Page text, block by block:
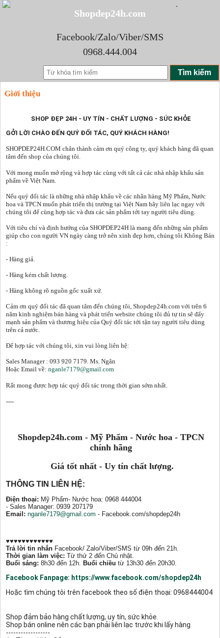
24h.Com
Chính
Nước Hoa Hàn Quốc
Bộ mỹ phẩm Makeup
Son môi | Son dưỡng
Phấn phủ | Phấn nén | Phấn nước
Mascara | Mắt nước
Che khuyết điểm | Tạo khối
Chì kẻ mắt | môi | chân mày
Xịt khoáng
Nước hoa hồng | Toner
Sản phẩm trang điểm khác
Cushion | BB cream | CC cream
Hoa
Sample hàng test mùi chính hãng
Nước hoa mini Nam
Nước Hoa Tester Nam Nữ
Gift Set | Nước hoa bộ
Mỹ
Dưỡng
Da
Mặt nạ các loại
Kem nám tàn nhang | mụn | sẹo
Kem chống nắng
Thực phẩm chức năng
Các loại tinh dầu
Giảm cân | Tăng cân
Phẩm
Từ
Da
Sấu
Thắt Lưng, Dây Nịt
Giày Da Cá Sấu
Shopdep24h.com
.
Facebook/Zalo/Viber/SMS
0968.444.004
Giới thiệu
SHOP ĐẸP 24H - UY TÍN - CHẤT LƯỢNG - SỨC KHỎE
GỞI LỜI CHÀO ĐẾN QUÝ ĐỐI TÁC, QUÝ KHÁCH HÀNG!
SHOPDEP24H.COM chân thành cảm ơn quý công ty, quý khách hàng đã quan
tâm đến shop của chúng tôi.
Với mong muốn mở rộng và hợp tác cùng với tất cả các nhà nhập khẩu sản
phẩm về Việt Nam.
Nếu quý đối tác là những nhà nhập khẩu về các nhãn hàng Mỹ Phẩm, Nước
hoa và TPCN muốn phát triển thị trường tại Việt Nam hãy liên lạc ngay với
chúng tôi để cùng hợp tác và đưa các sản phẩm tới tay người tiêu dùng.
Với tiêu chí và định hướng của SHOPDEP24H là mang đến những sản phẩm
giúp cho con người VN ngày càng trở nên xinh đẹp hơn, chúng tôi Không Bán
:
- Hàng giả.
- Hàng kém chất lượng.
- Hàng không rõ nguồn gốc xuất xứ.
Cảm ơn quý đối tác đã quan tâm đến chúng tôi, Shopdep24h.com với trên 6
năm kinh nghiệm bán hàng và phát triển website chúng tôi đủ tự tin sẽ đẩy
mạnh sản phẩm và thương hiệu của Quý đối tác tới tận tay người tiêu dùng
trên cả nước.
Để hợp tác với chúng tôi, xin vui lòng liên hệ:
Sales Manager : 093 920 7179. Ms. Ngân
Hoặc Email về: nganle7179@gmail.com
Rất mong được hợp tác quý đối tác trong thời gian sớm nhất.
----
Shopdep24h.com - Mỹ Phẩm - Nước hoa - TPCN
chính hãng
Giá tốt nhất - Uy tín chất lượng.
THÔNG TIN LIÊN HỆ:
Điện thoại: Mỹ Phẩm- Nước hoa: 0968 444004
- Sales Manager: 0939 207179
Email: nganle7179@gmail.com - Facebook.com/shopdep24h
♥♥♥♥♥♥♥♥♥♥♥♥
Trả lời tin nhắn Facebook/ Zalo/Viber/SMS từ 09h đến 21h.
Thời gian làm việc: Từ thứ 2 đến Chủ nhật.
Buổi sáng: 8h30 đến 12h. Buổi chiều từ 13h30 đến 20h30.
Facebook Fanpage: https://www.facebook.com/shopdep24h
Hoặc tìm chúng tôi trên facebook theo số điện thoại: 0968444004
Shop đảm bảo hàng chất lượng, uy tín, sức khỏe.
Shop bán online nên các bạn phải liên lạc trước khi lấy hàng
------------------